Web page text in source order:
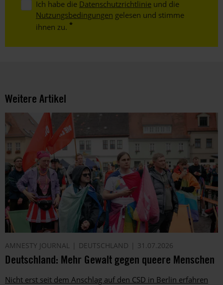
Ich habe die Datenschutzrichtlinie und die
Nutzungsbedingungen gelesen und stimme
ihnen zu.
Weitere Artikel
AMNESTY JOURNAL DEUTSCHLAND 31.07.2026
Deutschland: Mehr Gewalt gegen queere Menschen
Nicht erst seit dem Anschlag auf den CSD in Berlin erfahren